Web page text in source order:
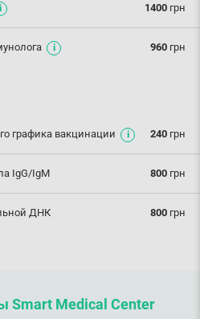
1400 грн
960 грн
240 грн
графика вакцинации
800 грн
IgG/IgM
800 грн
ДНК
Smart Medical Center